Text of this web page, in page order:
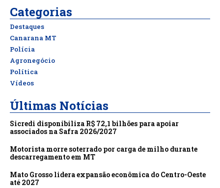
Categorias
Destaques
Canarana MT
Polícia
Agronegócio
Política
Vídeos
Últimas Notícias
Sicredi disponibiliza R$ 72,1 bilhões para apoiar
associados na Safra 2026/2027
Motorista morre soterrado por carga de milho durante
descarregamento em MT
Mato Grosso lidera expansão econômica do Centro-Oeste
até 2027